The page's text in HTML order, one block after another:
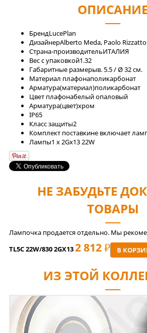
ОПИСАНИЕ
БрендLucePlan
ДизайнерAlberto Meda, Paolo Rizzatto
Страна-производительИТАЛИЯ
Вес с упаковкой1.32
Габаритные размерыв. 5.5 / Ø 32 см.
Материал плафонаполикарбонат
Арматура(материал)поликарбонат
Цвет плафонабелый опаловый
Арматура(цвет)хром
IP65
Класс защиты2
Комплект поставкине включает
Лaмпы1 x 2Gx13 22W
НЕ ЗАБУДЬТЕ
ТОВАРЫ
Лампочка продается отдельно. Мы
TL5C 22W/830 2GX132 812 РУБ В
ИЗ ЭТОЙ